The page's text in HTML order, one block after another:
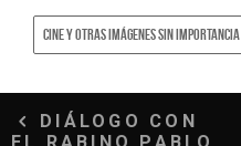
CINE Y OTRAS IMÁGENES SIN IMPORTANCIA
Navegación
DIÁLOGO CON